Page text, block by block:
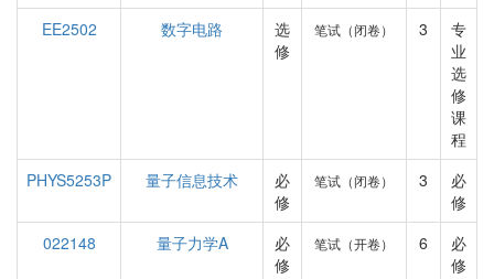
EE2502
数字电路
选
修
笔试（闭卷） 3
专
业
选
修
课
程
PHYS5253P
量子信息技术
必
修
笔试（闭卷） 3
必
修
022148
量子力学A
必
修
笔试（开卷） 6
必
修